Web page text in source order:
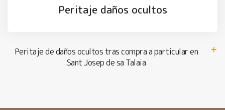
Peritaje daños ocultos
Peritaje de daños ocultos tras compra a particular en
Sant Josep de sa Talaia